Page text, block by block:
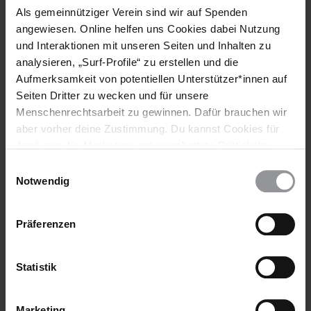
Als gemeinnütziger Verein sind wir auf Spenden
angewiesen. Online helfen uns Cookies dabei Nutzung
und Interaktionen mit unseren Seiten und Inhalten zu
analysieren, „Surf-Profile“ zu erstellen und die
Aufmerksamkeit von potentiellen Unterstützer*innen auf
Seiten Dritter zu wecken und für unsere
Menschenrechtsarbeit zu gewinnen. Dafür brauchen wir
aber vorher deine Zustimmung. Du kannst Cookies für
wieder ändern. Diesen Banner kannst Du über den Link
Notwendig
Präferenzen
Statistik
Guatemala
Themen
Bewaffnete Konflikte
Abonniere den Amnesty-Newsletter und mach dich